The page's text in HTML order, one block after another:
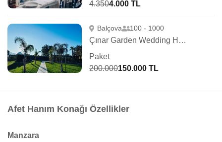
4.3504.000 TL
Balçova 100 - 1000
Çınar Garden Wedding House & Event
Paket
200.000150.000 TL
Afet Hanım Konağı Özellikler
Manzara